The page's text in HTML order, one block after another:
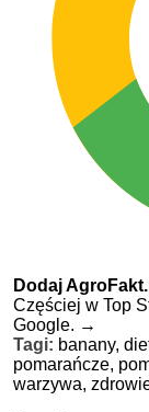
Dodaj
Częściej w Top
Google. →
Tagi: banany,
pomarańcze,
warzywa,